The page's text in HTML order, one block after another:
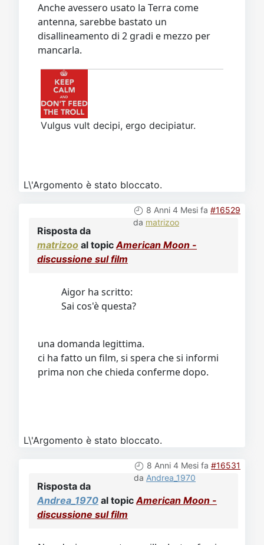
Anche avessero usato la Terra come
antenna, sarebbe bastato un
disallineamento di 2 gradi e mezzo per
mancarla.
Vulgus vult decipi, ergo decipiatur.
L\'Argomento è stato bloccato.
8 Anni 4 Mesi fa #16529
da matrizoo
Risposta da
matrizoo al topicAmerican Moon -
discussione sul film
Aigor ha scritto:
Sai cos'è questa?
una domanda legittima.
ci ha fatto un film, si spera che si informi
prima non che chieda conferme dopo.
L\'Argomento è stato bloccato.
8 Anni 4 Mesi fa #16531
da Andrea_1970
Risposta da
Andrea_1970 al topicAmerican Moon -
discussione sul film